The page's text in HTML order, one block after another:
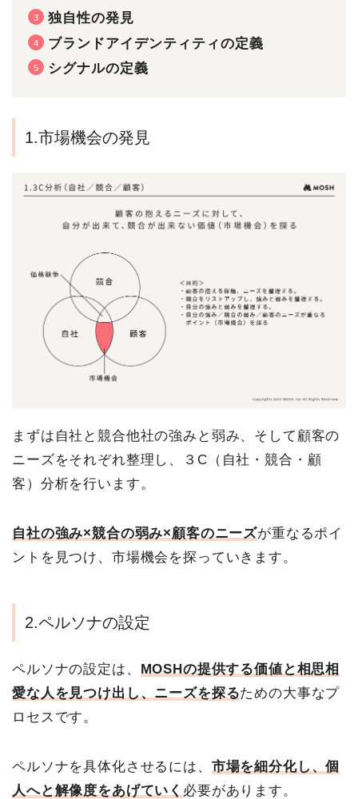
独自性の発見
ブランドアイデンティティの定義
シグナルの定義
1.市場機会の発見
まずは自社と競合他社の強みと弱み、そして顧客の
ニーズをそれぞれ整理し、３C（自社・競合・顧
客）分析を行います。
自社の強み×競合の弱み×顧客のニーズが重なるポイ
ントを見つけ、市場機会を探っていきます。
2.ペルソナの設定
ペルソナの設定は、 MOSHの提供する価値と相思相
愛な人を見つけ出し、ニーズを探るための大事なプ
ロセスです。
ペルソナを具体化させるには、 市場を細分化し、個
人へと解像度をあげていく 必要があります。